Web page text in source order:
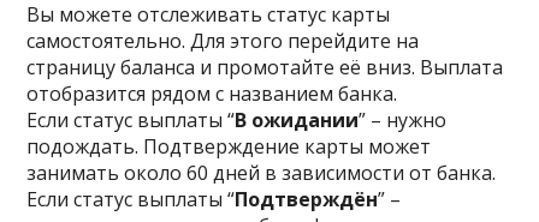
Вы можете отслеживать статус карты
самостоятельно. Для этого перейдите на
страницу баланса и промотайте её вниз. Выплата
отобразится рядом с названием банка.
Если статус выплаты “В ожидании” – нужно
подождать. Подтверждение карты может
занимать около 60 дней в зависимости от банка.
Если статус выплаты “Подтверждён” –